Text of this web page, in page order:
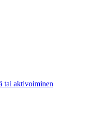
tai aktivoiminen